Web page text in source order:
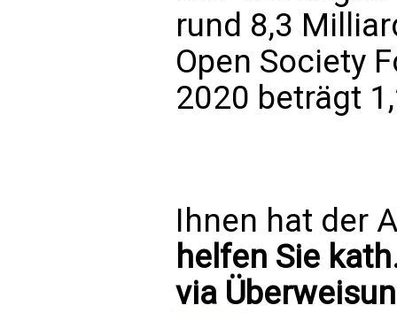
rund 8,3
Open Society
2020 beträgt
Ihnen hat der
helfen Sie
via